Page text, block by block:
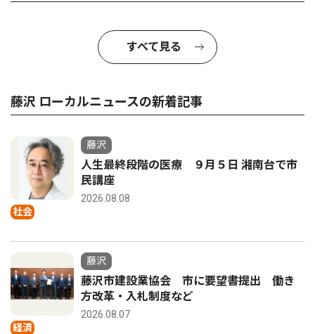
すべて見る
藤沢 ローカルニュースの新着記事
社会
藤沢
人生最終段階の医療 ９月５日 湘南台で市
民講座
2026.08.08
経済
藤沢
藤沢市建設業協会 市に要望書提出 働き
方改革・入札制度など
2026.08.07